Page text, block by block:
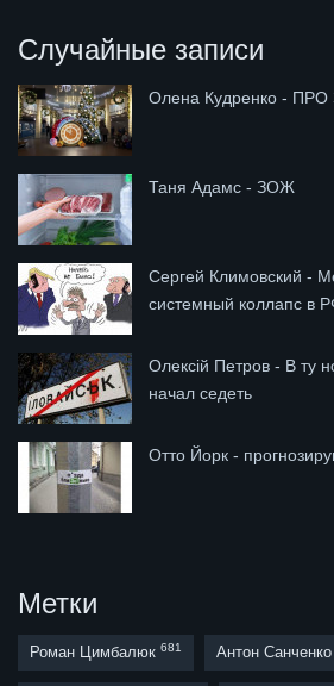
Случайные записи
Олена Кудренко -
Таня Адамс - ЗОЖ
Сергей Климовский -
системный коллапс в
Олексій Петров - В ту
начал седеть
Отто Йорк -
Метки
Роман Цимбалюк 681 Антон Санченко